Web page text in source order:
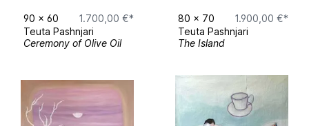
90 x 60
1.700,00 €*
Teuta Pashnjari
Ceremony of Olive Oil
80 x 70
1.900,00 €*
Teuta Pashnjari
The Island